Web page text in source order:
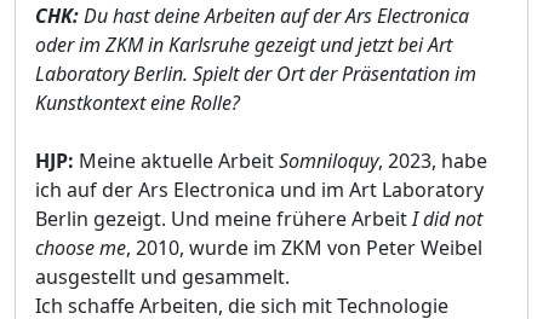
CHK:Du hast deine Arbeiten auf der Ars Electronica
oder im ZKM in Karlsruhe gezeigt und jetzt bei Art
Laboratory Berlin. Spielt der Ort der Präsentation im
Kunstkontext eine Rolle?
HJP: Meine aktuelle ArbeitSomniloquy, 2023, habe
ich auf der Ars Electronica und im Art Laboratory
Berlin gezeigt. Und meine frühere ArbeitI did not
choose me, 2010, wurde im ZKM von Peter Weibel
ausgestellt und gesammelt.
Ich schaffe Arbeiten, die sich mit Technologie